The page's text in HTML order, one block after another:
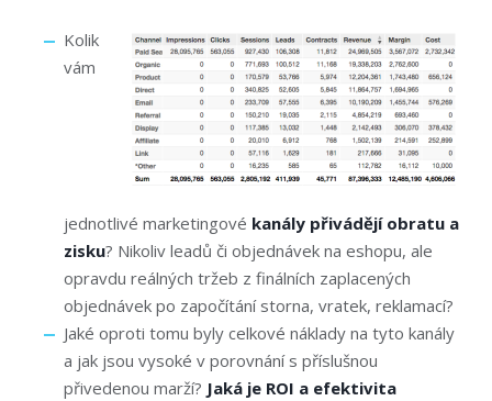
Kolik
vám
jednotlivé marketingové kanály přivádějí obratu a
zisku? Nikoliv leadů či objednávek na eshopu, ale
opravdu reálných tržeb z finálních zaplacených
objednávek po započítání storna, vratek, reklamací?
Jaké oproti tomu byly celkové náklady na tyto kanály
a jak jsou vysoké v porovnání s příslušnou
přivedenou marží? Jaká je ROI a efektivita